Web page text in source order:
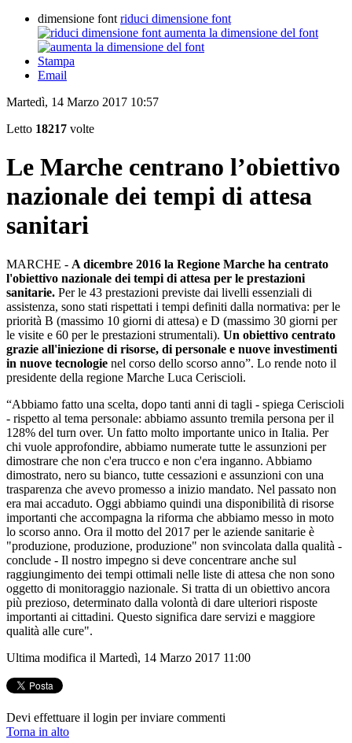
dimensione font riduci dimensione font
aumenta la dimensione del font
Stampa
Email
Martedì, 14 Marzo 2017 10:57
Letto 18217 volte
Le Marche centrano l’obiettivo
nazionale dei tempi di attesa
sanitari
MARCHE - A dicembre 2016 la Regione Marche ha centrato
l'obiettivo nazionale dei tempi di attesa per le prestazioni
sanitarie. Per le 43 prestazioni previste dai livelli essenziali di
assistenza, sono stati rispettati i tempi definiti dalla normativa: per le
priorità B (massimo 10 giorni di attesa) e D (massimo 30 giorni per
le visite e 60 per le prestazioni strumentali). Un obiettivo centrato
grazie all'iniezione di risorse, di personale e nuove investimenti
in nuove tecnologie nel corso dello scorso anno”. Lo rende noto il
presidente della regione Marche Luca Ceriscioli.
“Abbiamo fatto una scelta, dopo tanti anni di tagli - spiega Ceriscioli
- rispetto al tema personale: abbiamo assunto tremila persona per il
128% del turn over. Un fatto molto importante unico in Italia. Per
chi vuole approfondire, abbiamo numerate tutte le assunzioni per
dimostrare che non c'era trucco e non c'era inganno. Abbiamo
dimostrato, nero su bianco, tutte cessazioni e assunzioni con una
trasparenza che avevo promesso a inizio mandato. Nel passato non
era mai accaduto. Oggi abbiamo quindi una disponibilità di risorse
importanti che accompagna la riforma che abbiamo messo in moto
lo scorso anno. Ora il motto del 2017 per le aziende sanitarie è
"produzione, produzione, produzione" non svincolata dalla qualità -
conclude - Il nostro impegno si deve concentrare anche sul
raggiungimento dei tempi ottimali nelle liste di attesa che non sono
oggetto di monitoraggio nazionale. Si tratta di un obiettivo ancora
più prezioso, determinato dalla volontà di dare ulteriori risposte
importanti ai cittadini. Questo significa dare servizi e maggiore
qualità alle cure".
Ultima modifica il Martedì, 14 Marzo 2017 11:00
Devi effettuare il login per inviare commenti
Torna in alto